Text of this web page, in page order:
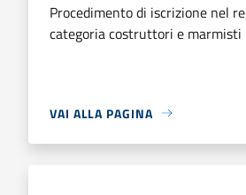
Procedimento di iscrizione nel
categoria costruttori e marmisti
VAI ALLA PAGINA